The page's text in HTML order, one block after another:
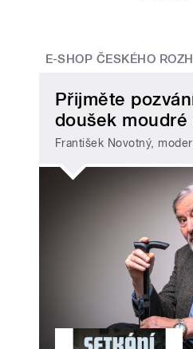
E-SHOP ČESKÉHO
Přijměte
doušek moudré
František Novotný,